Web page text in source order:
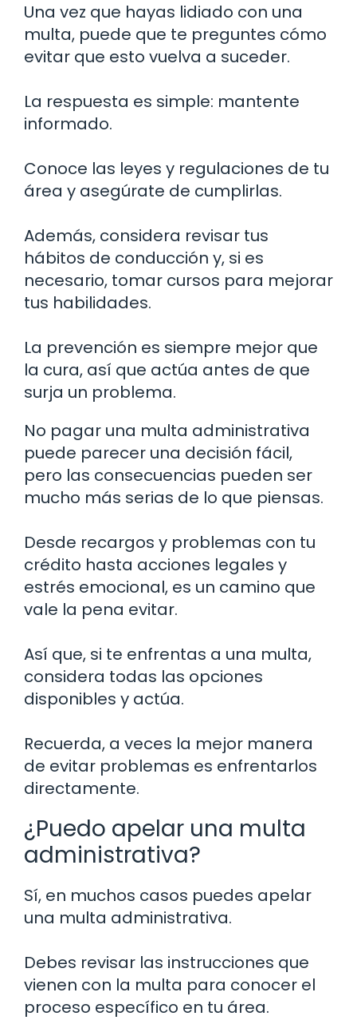
Una vez que hayas lidiado con una
multa, puede que te preguntes cómo
evitar que esto vuelva a suceder.
La respuesta es simple: mantente
informado.
Conoce las leyes y regulaciones de tu
área y asegúrate de cumplirlas.
Además, considera revisar tus
hábitos de conducción y, si es
necesario, tomar cursos para mejorar
tus habilidades.
La prevención es siempre mejor que
la cura, así que actúa antes de que
surja un problema.
No pagar una multa administrativa
puede parecer una decisión fácil,
pero las consecuencias pueden ser
mucho más serias de lo que piensas.
Desde recargos y problemas con tu
crédito hasta acciones legales y
estrés emocional, es un camino que
vale la pena evitar.
Así que, si te enfrentas a una multa,
considera todas las opciones
disponibles y actúa.
Recuerda, a veces la mejor manera
de evitar problemas es enfrentarlos
directamente.
¿Puedo apelar una multa
administrativa?
Sí, en muchos casos puedes apelar
una multa administrativa.
Debes revisar las instrucciones que
vienen con la multa para conocer el
proceso específico en tu área.